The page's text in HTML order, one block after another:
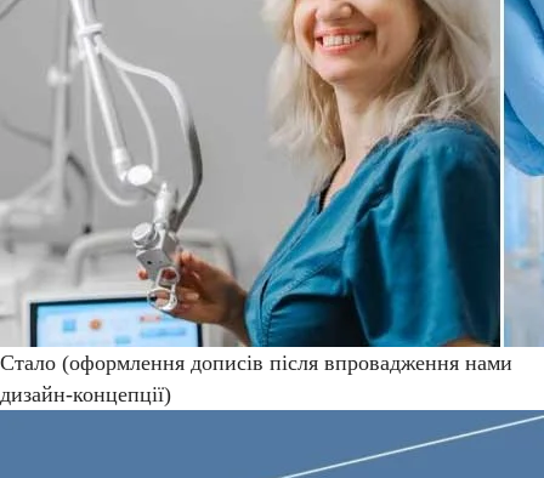
Стало (оформлення дописів після впровадження нами
дизайн-концепції)